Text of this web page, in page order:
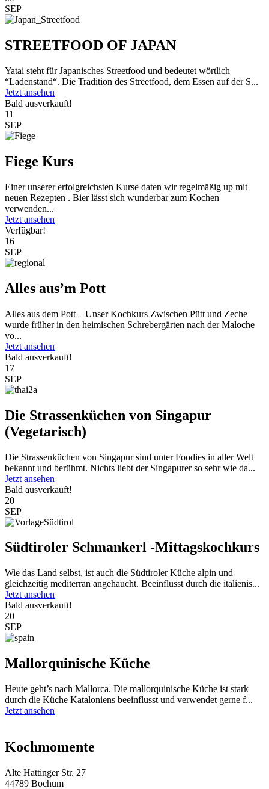
SEP
STREETFOOD OF JAPAN
Yatai steht für Japanisches Streetfood und bedeutet wörtlich
“Ladenstand“. Die Tradition des Streetfood, dem Essen auf der S...
Jetzt ansehen
Bald ausverkauft!
11
SEP
Fiege Kurs
Einer unserer erfolgreichsten Kurse daten wir regelmäßig up mit
neuen Rezepten . Bier lässt sich wunderbar zum Kochen
verwenden...
Jetzt ansehen
Verfügbar!
16
SEP
Alles aus’m Pott
Alles aus dem Pott – Unser Kochkurs Zwischen Pütt und Zeche
wurde früher in den heimischen Schrebergärten nach der Maloche
vo...
Jetzt ansehen
Bald ausverkauft!
17
SEP
Die Strassenküchen von Singapur
(Vegetarisch)
Die Strassenküchen von Singapur sind unter Foodies in aller Welt
bekannt und berühmt. Nichts liebt der Singapurer so sehr wie da...
Jetzt ansehen
Bald ausverkauft!
20
SEP
Südtiroler Schmankerl -Mittagskochkurs
Wie das Land selbst, ist auch die Südtiroler Küche alpin und
gleichzeitig mediterran angehaucht. Beeinflusst durch die italienis...
Jetzt ansehen
Bald ausverkauft!
20
SEP
Mallorquinische Küche
Heute geht’s nach Mallorca. Die mallorquinische Küche ist stark
durch die Küche Kataloniens beeinflusst und verwendet gerne f...
Jetzt ansehen
Kochmomente
Alte Hattinger Str. 27
44789 Bochum